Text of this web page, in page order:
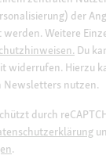
der
Weitere
Du
widerrufen. Hierzu
Newsletters nutzen.
durch
.